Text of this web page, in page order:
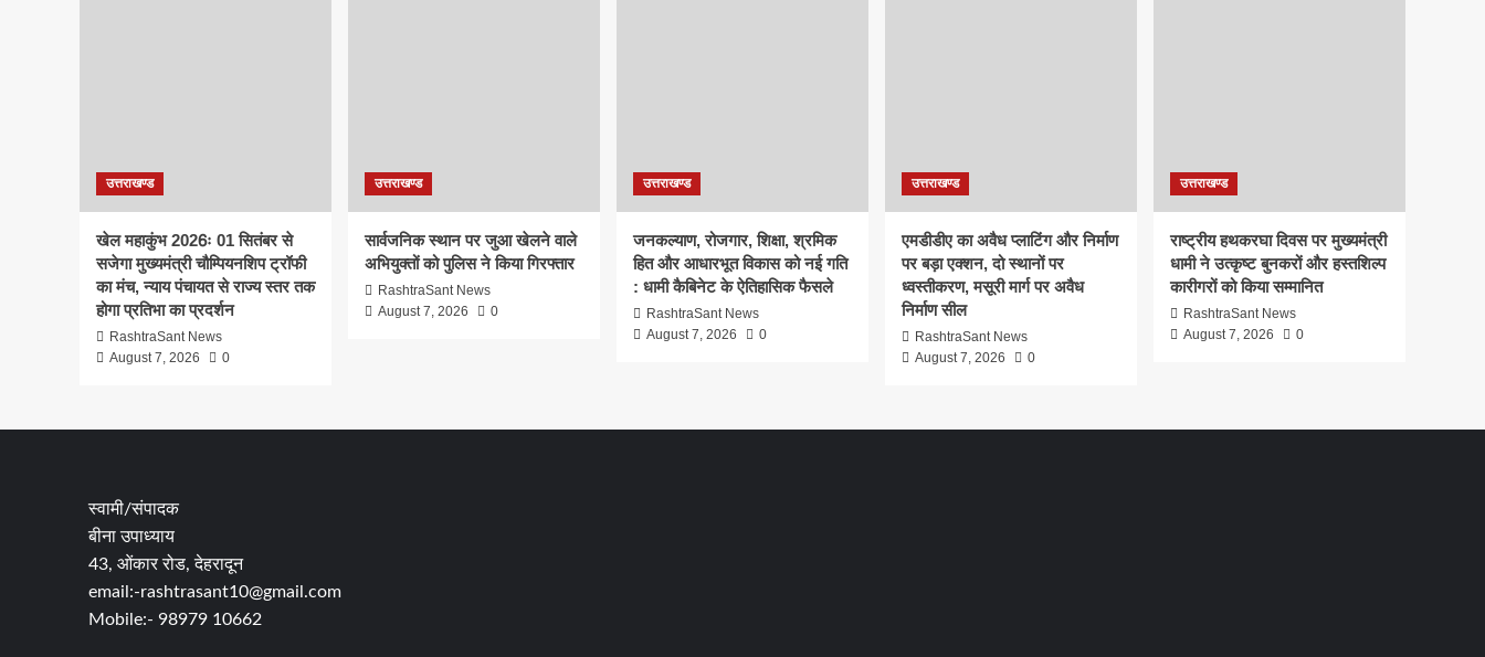
उत्तराखण्ड
खेल महाकुंभ 2026ः 01 सितंबर से
सजेगा मुख्यमंत्री चौम्पियनशिप ट्रॉफी
का मंच, न्याय पंचायत से राज्य स्तर तक
होगा प्रतिभा का प्रदर्शन
RashtraSant News
August 7, 2026
0
उत्तराखण्ड
सार्वजनिक स्थान पर जुआ खेलने वाले
अभियुक्तों को पुलिस ने किया गिरफ्तार
RashtraSant News
August 7, 2026
0
उत्तराखण्ड
जनकल्याण, रोजगार, शिक्षा, श्रमिक
हित और आधारभूत विकास को नई गति
: धामी कैबिनेट के ऐतिहासिक फैसले
RashtraSant News
August 7, 2026
0
उत्तराखण्ड
एमडीडीए का अवैध प्लाटिंग और निर्माण
पर बड़ा एक्शन, दो स्थानों पर
ध्वस्तीकरण, मसूरी मार्ग पर अवैध
निर्माण सील
RashtraSant News
August 7, 2026
0
उत्तराखण्ड
राष्ट्रीय हथकरघा दिवस पर मुख्यमंत्री
धामी ने उत्कृष्ट बुनकरों और हस्तशिल्प
कारीगरों को किया सम्मानित
RashtraSant News
August 7, 2026
0
स्वामी/संपादक
बीना उपाध्याय
43, ओंकार रोड, देहरादून
email:-rashtrasant10@gmail.com
Mobile:- 98979 10662